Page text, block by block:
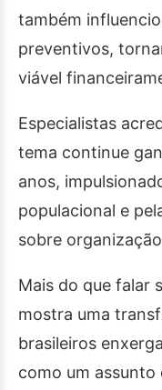
também
preventivos,
viável
Especialistas
tema continue
anos,
populacional e
sobre
Mais do que falar
mostra uma
brasileiros
como um assunto